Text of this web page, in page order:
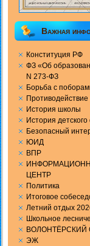
Важная
Конституция РФ
ФЗ «Об
N 273-ФЗ
Борьба с
Противодействие
История школы
История детского
Безопасный
ЮИД
ВПР
ЦЕНТР
Политика
Итоговое
Летний отдых
Школьное
ВОЛОНТЁРСКИЙ
ЭЖ